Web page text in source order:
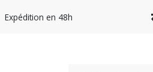
Expédition en 48h